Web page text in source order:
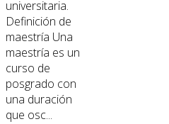
universitaria.
Definición de
maestría Una
maestría es un
curso de
posgrado con
una duración
que osc...